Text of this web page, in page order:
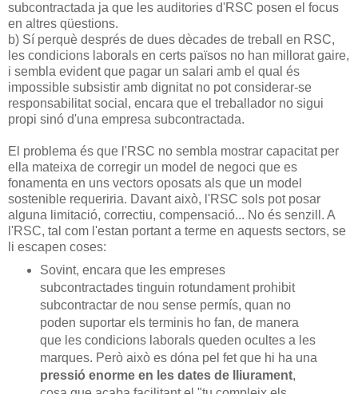
subcontractada ja que les auditories d'RSC posen el focus
en altres qüestions.
b) Sí perquè després de dues dècades de treball en RSC,
les condicions laborals en certs països no han millorat gaire,
i sembla evident que pagar un salari amb el qual és
impossible subsistir amb dignitat no pot considerar-se
responsabilitat social, encara que el treballador no sigui
propi sinó d'una empresa subcontractada.
El problema és que l'RSC no sembla mostrar capacitat per
ella mateixa de corregir un model de negoci que es
fonamenta en uns vectors oposats als que un model
sostenible requeriria. Davant això, l'RSC sols pot posar
alguna limitació, correctiu, compensació... No és senzill. A
l'RSC, tal com l'estan portant a terme en aquests sectors, se
li escapen coses:
Sovint, encara que les empreses
subcontractades tinguin rotundament prohibit
subcontractar de nou sense permís, quan no
poden suportar els terminis ho fan, de manera
que les condicions laborals queden ocultes a les
marques. Però això es dóna pel fet que hi ha una
pressió enorme en les dates de lliurament,